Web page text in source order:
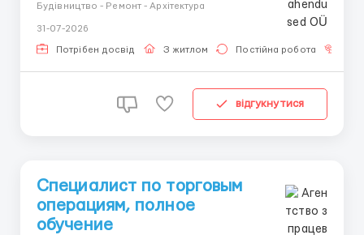
внутрішнє оздоблення • Робота з інструментами та
дотримання стандартів якості Вимоги: • Досвід у
будівництві буде перевагою • Відповідал...
Будівництво - Ремонт - Архітектура
31-07-2026
Потрібен досвід З житлом Постійна робота
відгукнутися
Специалист по торговым
операциям, полное
обучение